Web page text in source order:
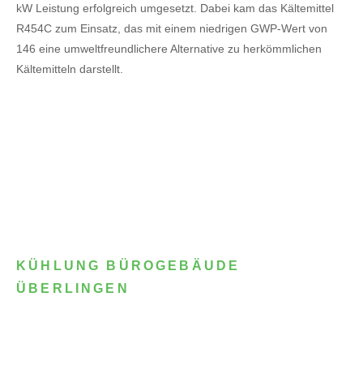
kW Leistung erfolgreich umgesetzt. Dabei kam das Kältemittel
R454C zum Einsatz, das mit einem niedrigen GWP-Wert von
146 eine umweltfreundlichere Alternative zu herkömmlichen
Kältemitteln darstellt.
KÜHLUNG BÜROGEBÄUDE
ÜBERLINGEN